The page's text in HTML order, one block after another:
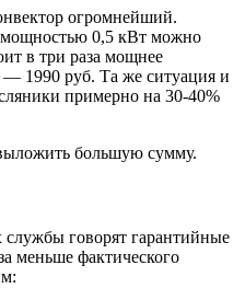
огромнейший.
0,5 кВт можно
в три раза мощнее
— 1990 руб. Та же ситуация и
примерно на 30-40%
большую сумму.
говорят гарантийные
меньше фактического